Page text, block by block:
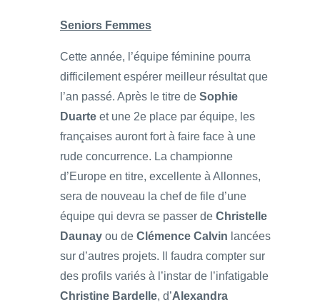
Seniors Femmes
Cette année, l’équipe féminine pourra
difficilement espérer meilleur résultat que
l’an passé. Après le titre de Sophie
Duarte et une 2e place par équipe, les
françaises auront fort à faire face à une
rude concurrence. La championne
d’Europe en titre, excellente à Allonnes,
sera de nouveau la chef de file d’une
équipe qui devra se passer de Christelle
Daunay ou de Clémence Calvin lancées
sur d’autres projets. Il faudra compter sur
des profils variés à l’instar de l’infatigable
Christine Bardelle, d’Alexandra